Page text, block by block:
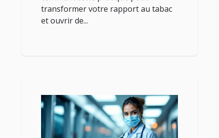
transformer votre rapport au tabac
et ouvrir de...